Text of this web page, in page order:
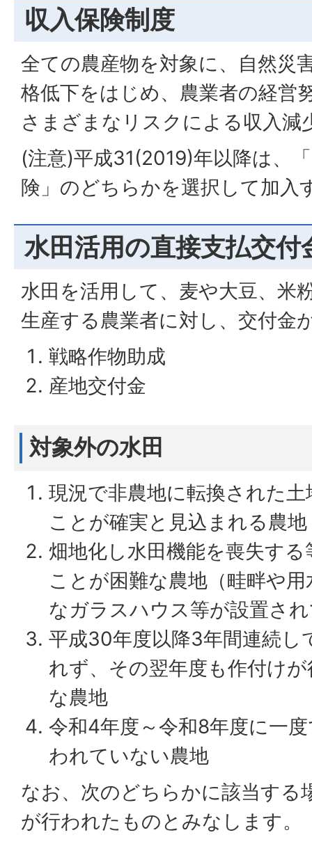
収入保険制度
全ての農産物を対象に、自然災
格低下をはじめ、農業者の経営
さまざまなリスクによる収入減
(注意)平成31(2019)年以降は、
険」のどちらかを選択して加入
水田活用の直接支払交付
水田を活用して、麦や大豆、米
生産する農業者に対し、交付金
戦略作物助成
産地交付金
対象外の水田
現況で非農地に転換された
ことが確実と見込まれる農地
畑地化し水田機能を喪失す
ことが困難な農地（畦畔や
なガラスハウス等が設置さ
平成30年度以降3年間連続し
れず、その翌年度も作付け
な農地
令和4年度～令和8年度に一
われていない農地
なお、次のどちらかに該当する
が行われたものとみなします。